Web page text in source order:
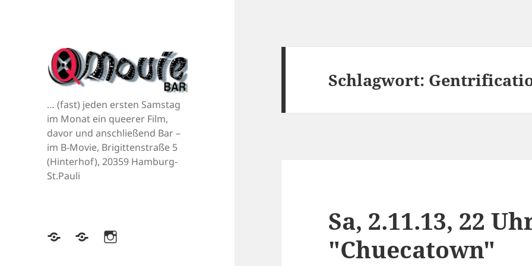
… (fast) jeden ersten Samstag
im Monat ein queerer Film,
davor und anschließend Bar –
im B-Movie, Brigittenstraße 5
(Hinterhof), 20359 Hamburg-
St.Pauli
BlueskyMastodonInstagram
Schlagwort:
Sa, 2.11.13, 22
"Chuecatown"